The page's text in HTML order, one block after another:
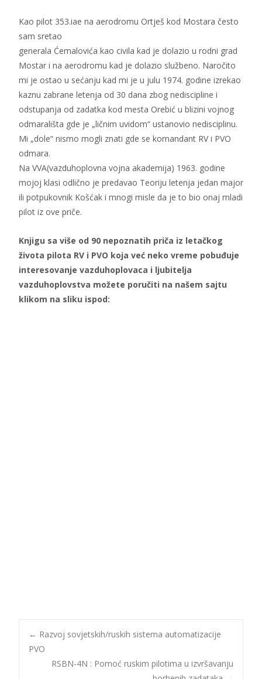
Kao pilot 353.iae na aerodromu Ortješ kod Mostara često
sam sretao
generala Ćemalovića kao civila kad je dolazio u rodni grad
Mostar i na aerodromu kad je dolazio službeno. Naročito
mi je ostao u sećanju kad mi je u julu 1974. godine izrekao
kaznu zabrane letenja od 30 dana zbog nediscipline i
odstupanja od zadatka kod mesta Orebić u blizini vojnog
odmarališta gde je „ličnim uvidom“ ustanovio nedisciplinu.
Mi „dole“ nismo mogli znati gde se komandant RV i PVO
odmara.
Na VVA(vazduhoplovna vojna akademija) 1963. godine
mojoj klasi odlično je predavao Teoriju letenja jedan major
ili potpukovnik Košćak i mnogi misle da je to bio onaj mladi
pilot iz ove priče.
Knjigu sa više od 90 nepoznatih priča iz letačkog
života pilota RV i PVO koja već neko vreme pobuđuje
interesovanje vazduhoplovaca i ljubitelja
vazduhoplovstva možete poručiti na našem sajtu
klikom na sliku ispod:
Post
← Razvoj sovjetskih/ruskih sistema automatizacije
PVO
RSBN-4N : Pomoć ruskim pilotima u izvršavanju